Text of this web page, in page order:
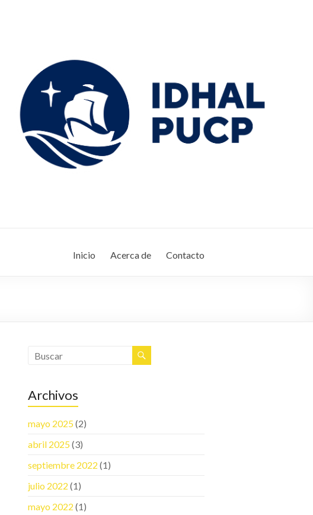
Inicio Acerca de Contacto
Archivos
mayo 2025(2)
abril 2025(3)
septiembre 2022 (1)
julio 2022 (1)
mayo 2022 (1)